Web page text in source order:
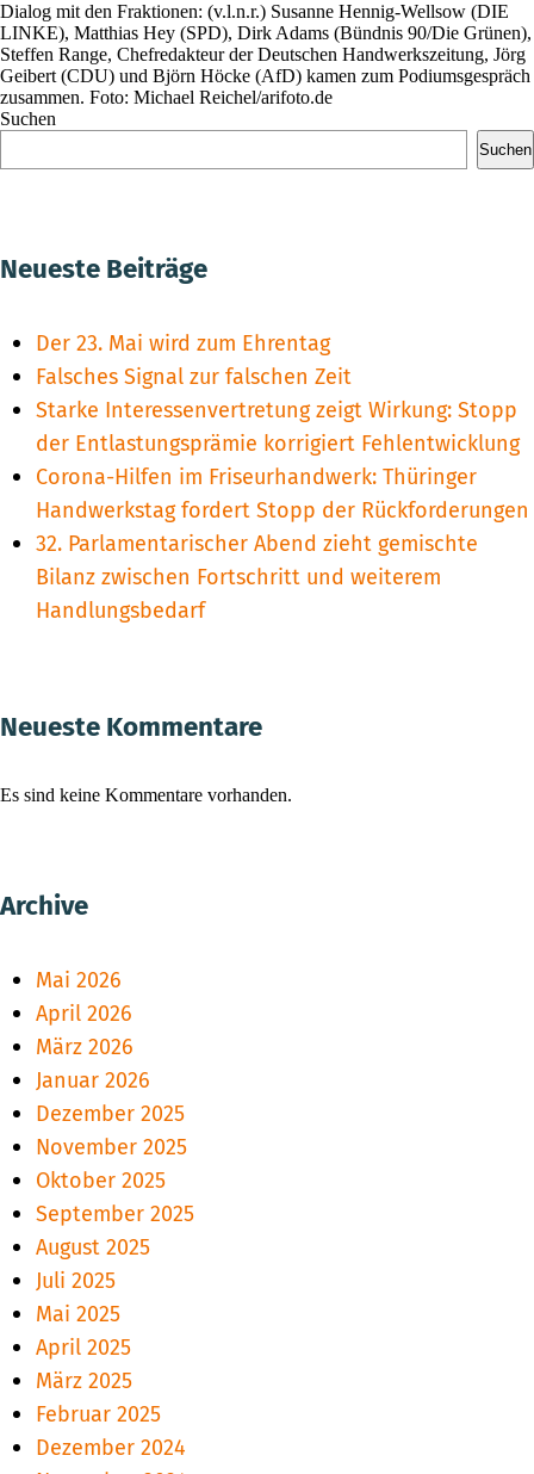
Dialog mit den Fraktionen: (v.l.n.r.) Susanne Hennig-Wellsow (DIE
LINKE), Matthias Hey (SPD), Dirk Adams (Bündnis 90/Die Grünen),
Steffen Range, Chefredakteur der Deutschen Handwerkszeitung, Jörg
Geibert (CDU) und Björn Höcke (AfD) kamen zum Podiumsgespräch
zusammen. Foto: Michael Reichel/arifoto.de
Suchen
Suchen
Neueste Beiträge
Der 23. Mai wird zum Ehrentag
Falsches Signal zur falschen Zeit
Starke Interessenvertretung zeigt Wirkung: Stopp
der Entlastungsprämie korrigiert Fehlentwicklung
Corona-Hilfen im Friseurhandwerk: Thüringer
Handwerkstag fordert Stopp der Rückforderungen
32. Parlamentarischer Abend zieht gemischte
Bilanz zwischen Fortschritt und weiterem
Handlungsbedarf
Neueste Kommentare
Es sind keine Kommentare vorhanden.
Archive
Mai 2026
April 2026
März 2026
Januar 2026
Dezember 2025
November 2025
Oktober 2025
September 2025
August 2025
Juli 2025
Mai 2025
April 2025
März 2025
Februar 2025
Dezember 2024